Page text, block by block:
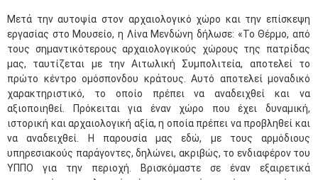
Μετά την αυτοψία στον αρχαιολογικό χώρο και την επίσκεψη
εργασίας στο Μουσείο, η Λίνα Μενδώνη δήλωσε: «Το Θέρμο, από
τους σημαντικότερους αρχαιολογικούς χώρους της πατρίδας
μας, ταυτίζεται με την Αιτωλική Συμπολιτεία, αποτελεί το
πρώτο κέντρο ομόσπονδου κράτους. Αυτό αποτελεί μοναδικό
χαρακτηριστικό, το οποίο πρέπει να αναδειχθεί και να
αξιοποιηθεί. Πρόκειται για έναν χώρο που έχει δυναμική,
ιστορική και αρχαιολογική αξία, η οποία πρέπει να προβληθεί και
να αναδειχθεί. Η παρουσία μας εδώ, με τους αρμόδιους
υπηρεσιακούς παράγοντες, δηλώνει, ακριβώς, το ενδιαφέρον του
ΥΠΠΟ για την περιοχή. Βρισκόμαστε σε έναν εξαιρετικά